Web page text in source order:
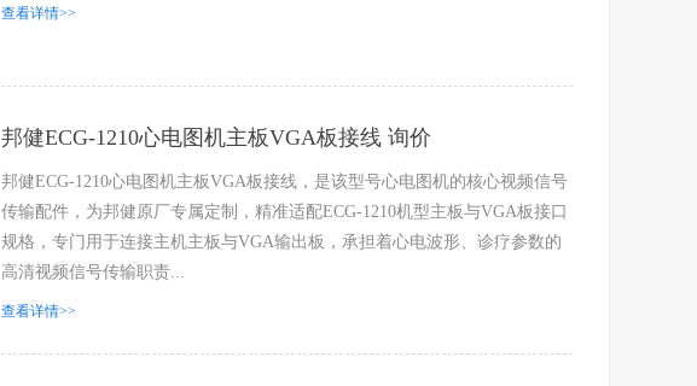
查看详情>>
邦健ECG-1210心电图机主板VGA板接线 询价
邦健ECG-1210心电图机主板VGA板接线，是该型号心电图机的核心视频信号
传输配件，为邦健原厂专属定制，精准适配ECG-1210机型主板与VGA板接口
规格，专门用于连接主机主板与VGA输出板，承担着心电波形、诊疗参数的
高清视频信号传输职责...
查看详情>>